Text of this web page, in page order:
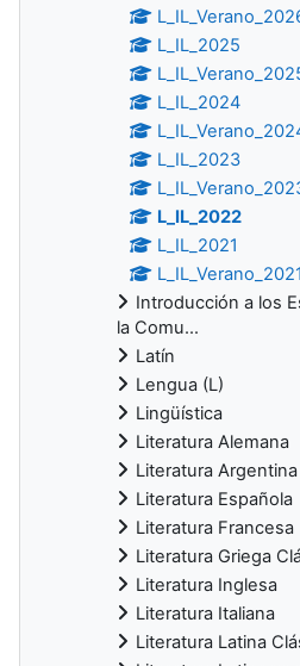
L_IL_2025
L_IL_2024
L_IL_2023
L_IL_2022
L_IL_2021
L_IL_Verano_2021
Introducción a los
la Comu...
Latín
Lengua (L)
Lingüística
Literatura Alemana
Literatura Argentina
Literatura Española
Literatura Francesa
Literatura Griega
Literatura Inglesa
Literatura Italiana
Literatura Latina